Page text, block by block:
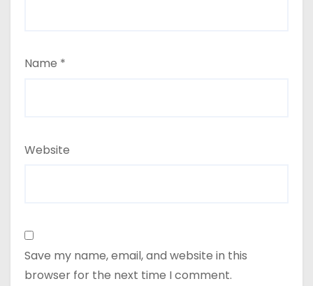
Name *
Website
Save my name, email, and website in this
browser for the next time I comment.